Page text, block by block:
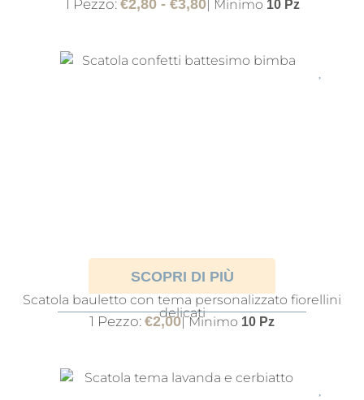
1 Pezzo: €2,80 - €3,80| Minimo 10 Pz
SCOPRI DI PIÙ
BOX PORTA CONFETTI TEMA FIORELLINI DELICATI
Scatola bauletto con tema personalizzato fiorellini
delicati
1 Pezzo: €2,00| Minimo 10 Pz